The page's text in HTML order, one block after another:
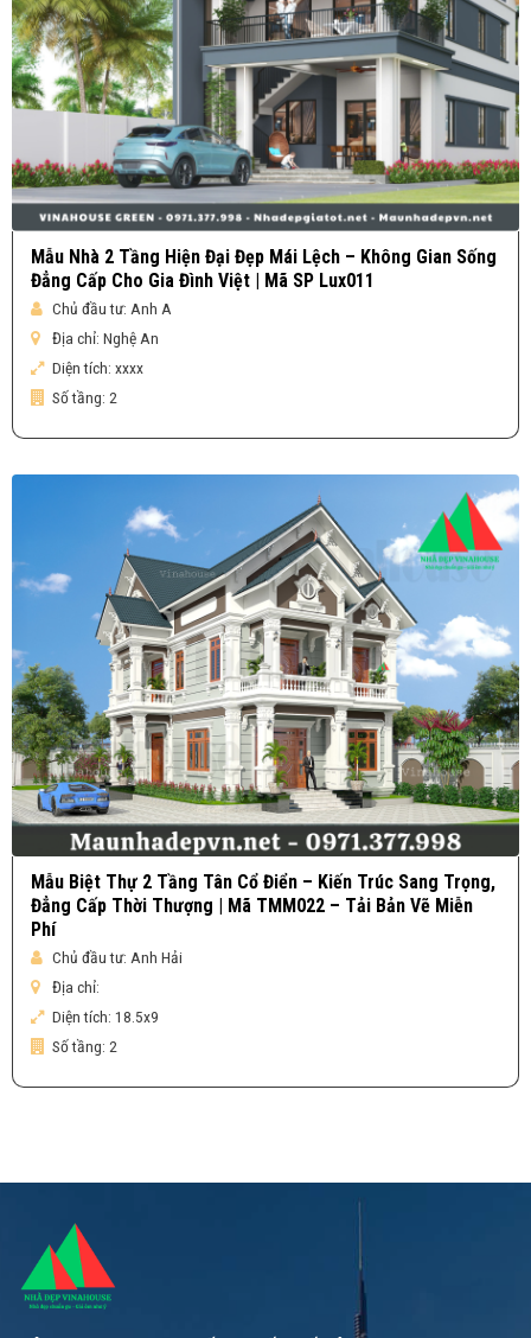
Mẫu Nhà 2 Tầng Hiện Đại Đẹp Mái Lệch – Không Gian Sống
Đẳng Cấp Cho Gia Đình Việt | Mã SP Lux011
Chủ đầu tư: Anh A
Địa chỉ: Nghệ An
Diện tích: xxxx
Số tầng: 2
Mẫu Biệt Thự 2 Tầng Tân Cổ Điển – Kiến Trúc Sang Trọng,
Đẳng Cấp Thời Thượng | Mã TMM022 – Tải Bản Vẽ Miễn
Phí
Chủ đầu tư: Anh Hải
Địa chỉ:
Diện tích: 18.5x9
Số tầng: 2